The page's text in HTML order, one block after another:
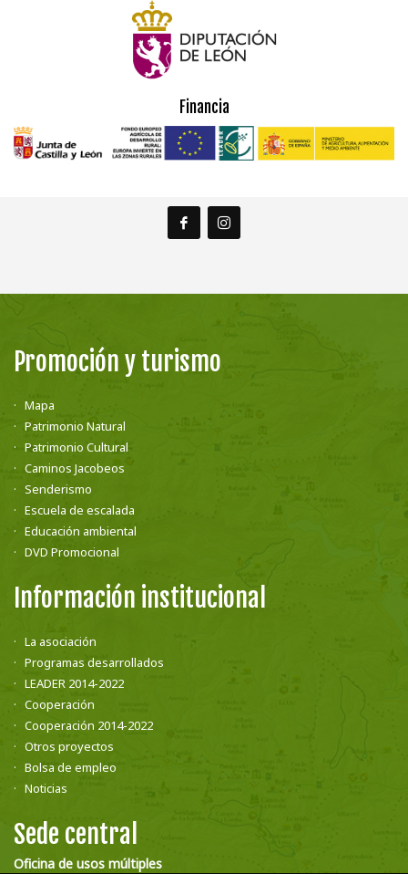
Financia
Promoción y turismo
Mapa
Patrimonio Natural
Patrimonio Cultural
Caminos Jacobeos
Senderismo
Escuela de escalada
Educación ambiental
DVD Promocional
Información institucional
La asociación
Programas desarrollados
LEADER 2014-2022
Cooperación
Cooperación 2014-2022
Otros proyectos
Bolsa de empleo
Noticias
Sede central
Oficina de usos múltiples